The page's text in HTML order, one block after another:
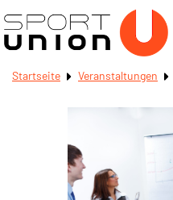
Startseite Veranstaltungen